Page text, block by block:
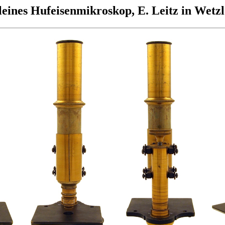
Hufeisenmikroskop, E. Leitz in